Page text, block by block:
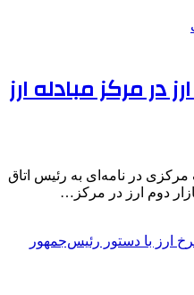
در مرکز مبادله ارز
مرکزی در نامه‌ای به رئیس اتاق
دوم ارز در مرکز…